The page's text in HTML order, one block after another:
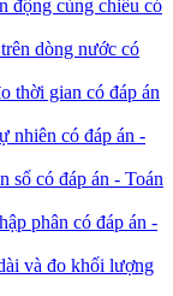
động cùng chiều có
dòng nước có
thời gian có đáp án
nhiên có đáp án -
số có đáp án - Toán
phân có đáp án -
và đo khối lượng